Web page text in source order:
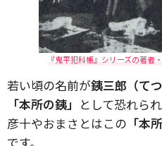
『鬼平犯科帳』シリーズの著者
若い頃の名前が銕三郎（て
「本所の銕」 として恐れら
彦十やおまさとはこの 「本
です。